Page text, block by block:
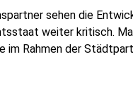
sehen die
weiter kritisch.
im Rahmen der